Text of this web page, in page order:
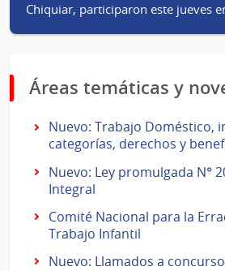
Chiquiar, participaron este jueves
Áreas temáticas y
Nuevo: Trabajo Doméstico,
categorías, derechos y
Nuevo: Ley promulgada N°
Integral
Comité Nacional para la
Trabajo Infantil
Nuevo: Llamados a